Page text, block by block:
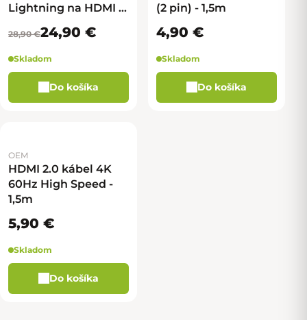
Lightning na HDMI -
28,90 €24,90 €
Skladom
Do košíka
(2 pin) - 1,5m
4,90 €
Skladom
Do košíka
OEM
HDMI 2.0 kábel 4K
60Hz High Speed -
1,5m
5,90 €
Skladom
Do košíka